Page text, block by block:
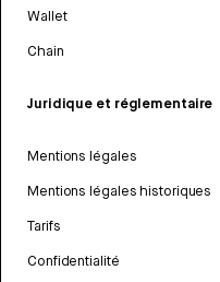
Wallet
Chain
Juridique et réglementaire
Mentions légales
Mentions légales historiques
Tarifs
Confidentialité